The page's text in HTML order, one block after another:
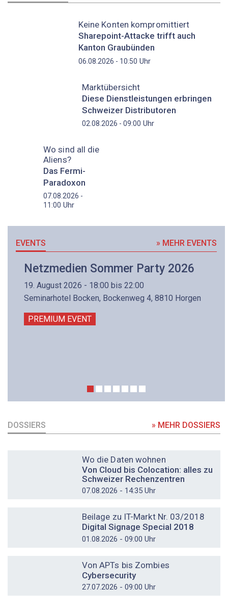
Keine Konten kompromittiert
Sharepoint-Attacke trifft auch
Kanton Graubünden
06.08.2026 - 10:50 Uhr
Marktübersicht
Diese Dienstleistungen erbringen
Schweizer Distributoren
02.08.2026 - 09:00 Uhr
Wo sind all die
Aliens?
Das Fermi-
Paradoxon
07.08.2026 -
11:00 Uhr
EVENTS » MEHR EVENTS
Netzmedien Sommer Party 2026
19. August 2026 - 18:00 bis 22:00
Seminarhotel Bocken, Bockenweg 4, 8810 Horgen
PREMIUM EVENT
DOSSIERS » MEHR DOSSIERS
Wo die Daten wohnen
Von Cloud bis Colocation: alles zu
Schweizer Rechenzentren
07.08.2026 - 14:35 Uhr
Beilage zu IT-Markt Nr. 03/2018
Digital Signage Special 2018
01.08.2026 - 09:00 Uhr
Von APTs bis Zombies
Cybersecurity
27.07.2026 - 09:00 Uhr